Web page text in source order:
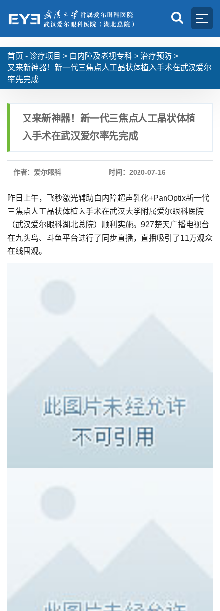
首页 - 诊疗项目 > 白内障及老视专科 > 治疗预防 >
又来新神器！新一代三焦点人工晶状体植入手术在武汉爱尔
率先完成
又来新神器！新一代三焦点人工晶状体植
入手术在武汉爱尔率先完成
作者：爱尔眼科 时间：2020-07-16
昨日上午，飞秒激光辅助白内障超声乳化+PanOptix新一代
三焦点人工晶状体植入手术在武汉大学附属爱尔眼科医院
（武汉爱尔眼科湖北总院）顺利实施。927楚天广播电视台
在九头鸟、斗鱼平台进行了同步直播，直播吸引了11万观众
在线围观。